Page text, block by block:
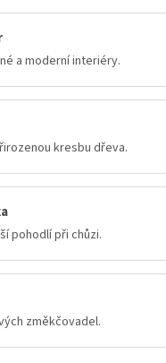
a moderní interiéry.
kresbu dřeva.
pohodlí při chůzi.
změkčovadel.